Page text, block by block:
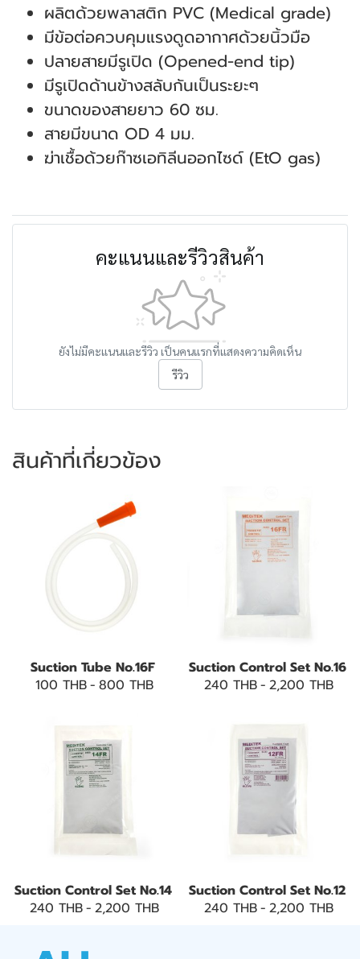
ผลิตด้วยพลาสติก PVC (Medical grade)
มีข้อต่อควบคุมแรงดูดอากาศด้วยนิ้วมือ
ปลายสายมีรูเปิด (Opened-end tip)
มีรูเปิดด้านข้างสลับกันเป็นระยะๆ
ขนาดของสายยาว 60 ซม.
สายมีขนาด OD 4 มม.
ฆ่าเชื้อด้วยก๊าซเอทิลีนออกไซด์ (EtO gas)
คะแนนและรีวิวสินค้า
ยังไม่มีคะแนนและรีวิว เป็นคนแรกที่แสดงความคิดเห็น
รีวิว
สินค้าที่เกี่ยวข้อง
Suction Tube No.16F
100 THB- 800 THB
Suction Control Set No.16
240 THB- 2,200 THB
Suction Control Set No.14
240 THB- 2,200 THB
Suction Control Set No.12
240 THB- 2,200 THB